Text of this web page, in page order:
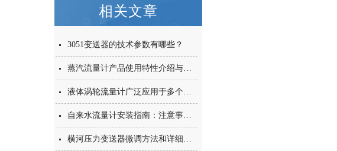
相关文章
3051变送器的技术参数有哪些？
蒸汽流量计产品使用特性介绍与说明
液体涡轮流量计广泛应用于多个工业领域及特殊场景
自来水流量计安装指南：注意事项和步骤
横河压力变送器微调方法和详细步骤说明